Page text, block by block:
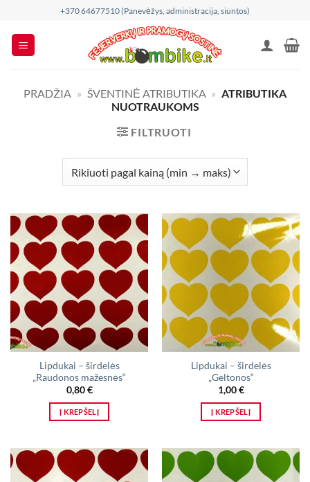
content
+370 64677510 (Panevėžys, administracija, siuntos)
PRADŽIA » ŠVENTINĖ ATRIBUTIKA » ATRIBUTIKA
NUOTRAUKOMS
FILTRUOTI
Lipdukai – širdelės
„Raudonos mažesnės“
0,80€
Į KREPŠELĮ
Lipdukai – širdelės
„Geltonos“
1,00€
Į KREPŠELĮ